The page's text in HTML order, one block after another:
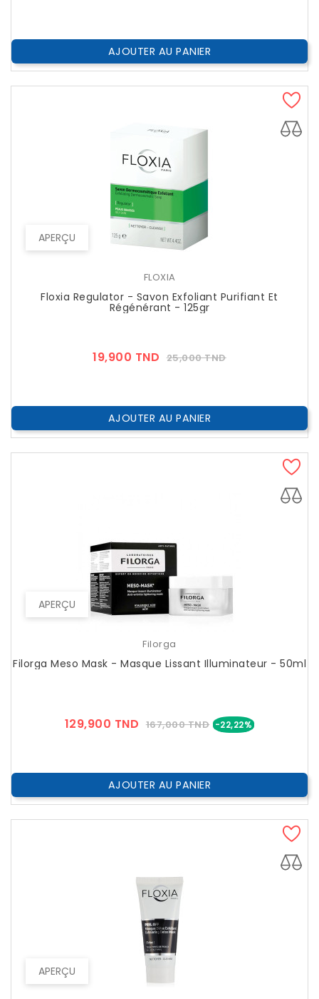
AJOUTER AU PANIER
APERÇU
FLOXIA
Floxia Regulator - Savon Exfoliant Purifiant Et
Régénérant - 125gr
19,900 TND Prix
25,000 TNDPrix
AJOUTER AU PANIER
APERÇU
Filorga
Filorga Meso Mask - Masque Lissant Illuminateur - 50ml
129,900 TND Prix
167,000 TND -22,22%Prix
AJOUTER AU PANIER
APERÇU